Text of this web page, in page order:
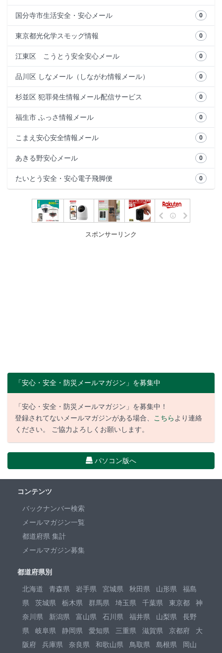
0
国分寺市生活安全・安心メール
0
東京都光化学スモッグ情報
0
江東区 こうとう安全安心メール
0
品川区 しなメール（しながわ情報メール）
0
杉並区 犯罪発生情報メール配信サービス
0
福生市 ふっさ情報メール
0
こまえ安心安全情報メール
0
あきる野安心メール
0
たいとう安全・安心電子飛脚便
スポンサーリンク
「安心・安全・防災メールマガジン」を募集中
「安心・安全・防災メールマガジン」を募集中！
登録されてないメールマガジンがある場合、 こちらより連絡
ください。 ご協力よろしくお願いします。
パソコン版へ
コンテンツ
バックナンバー検索
メールマガジン一覧
都道府県 集計
メールマガジン募集
都道府県別
北海道
青森県 岩手県 宮城県 秋田県 山形県
福島
県
茨城県 栃木県 群馬県 埼玉県 千葉県 東京都
神
奈川県
新潟県 富山県 石川県 福井県 山梨県
長野
県
岐阜県 静岡県 愛知県 三重県 滋賀県 京都府
大
阪府
兵庫県 奈良県 和歌山県 鳥取県 島根県 岡山